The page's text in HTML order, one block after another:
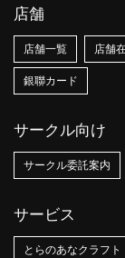
店舗
店舗一覧 店舗
銀聯カード
サークル向け
サークル委託案内
サービス
とらのあなクラフト